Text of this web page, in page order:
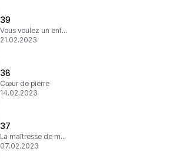
39
Vous voulez un enfant ?
21.02.2023
38
Cœur de pierre
14.02.2023
37
La maîtresse de maison
07.02.2023